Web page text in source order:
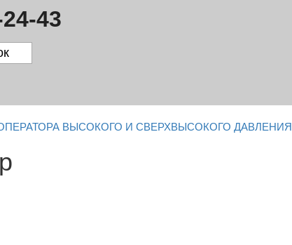
43
ВЫСОКОГО И СВЕРХВЫСОКОГО ДАВЛЕНИЯ